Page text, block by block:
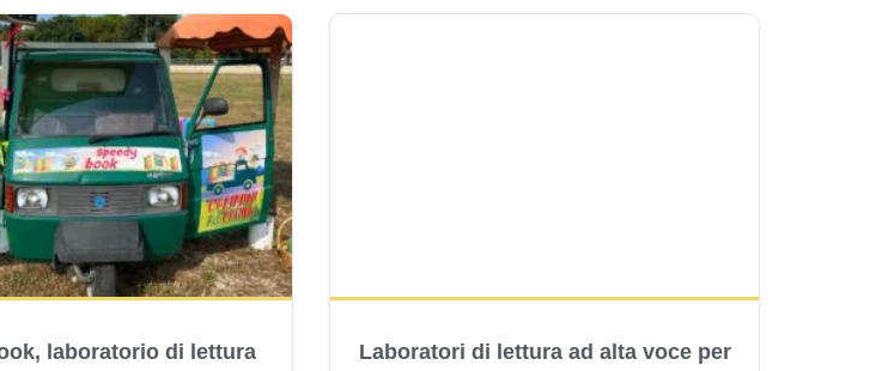
laboratorio di lettura
Laboratori di lettura ad alta voce per